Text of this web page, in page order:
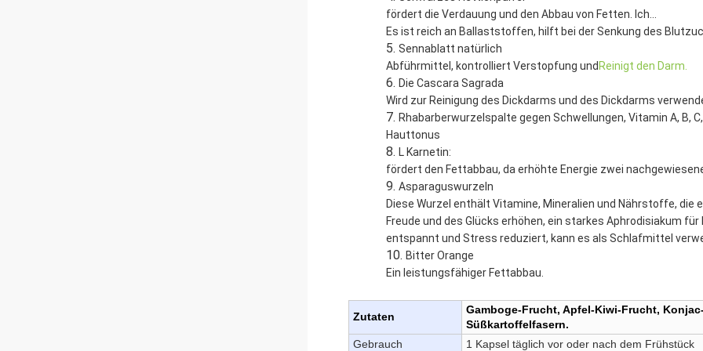
fördert die Verdauung und den Abbau von Fetten. Ich...
Es ist reich an Ballaststoffen, hilft bei der Senkung des
Sennablatt natürlich
Abführmittel, kontrolliert Verstopfung und Reinigt den Darm.
Die Cascara Sagrada
Wird zur Reinigung des Dickdarms und des Dickdarms
Rhabarberwurzelspalte gegen Schwellungen, Vitamin A, B,
Hauttonus
L Karnetin:
fördert den Fettabbau, da erhöhte Energie zwei
Asparaguswurzeln
Diese Wurzel enthält Vitamine, Mineralien und Nährstoffe, die
Freude und des Glücks erhöhen, ein starkes Aphrodisiakum
entspannt und Stress reduziert, kann es als Schlafmittel
Bitter Orange
Ein leistungsfähiger Fettabbau.
Zutaten
Gamboge-Frucht, Apfel-Kiwi-Frucht,
Süßkartoffelfasern.
Gebrauch
1 Kapsel täglich vor oder nach dem Frühstück